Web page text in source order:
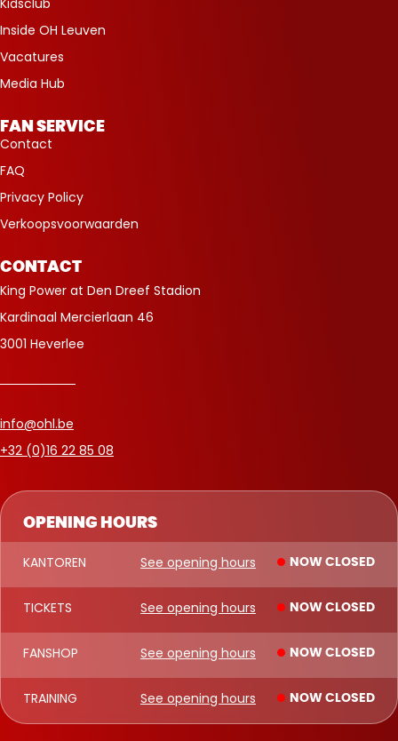
OPENING HOURS
KANTOREN See opening hours NOW CLOSED
TICKETS See opening hours NOW CLOSED
FANSHOP See opening hours NOW CLOSED
TRAINING See opening hours NOW CLOSED
Kidsclub
Inside OH Leuven
Vacatures
Media Hub
FAN SERVICE
Contact
FAQ
Privacy Policy
Verkoopsvoorwaarden
CONTACT
King Power at Den Dreef Stadion
Kardinaal Mercierlaan 46
3001 Heverlee
info@ohl.be
+32 (0)16 22 85 08